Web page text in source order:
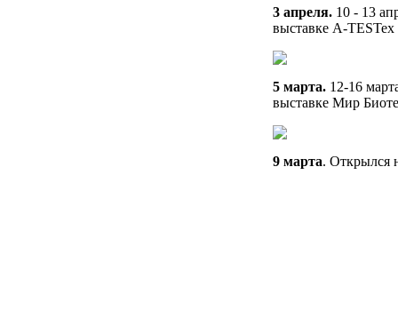
3 апреля. 10 - 13
выставке A-
5 марта. 12-16
выставке Мир
9 марта. Открылся